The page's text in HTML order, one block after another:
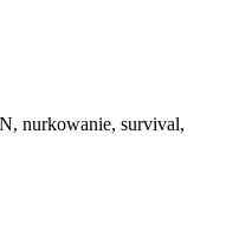
nurkowanie, survival,